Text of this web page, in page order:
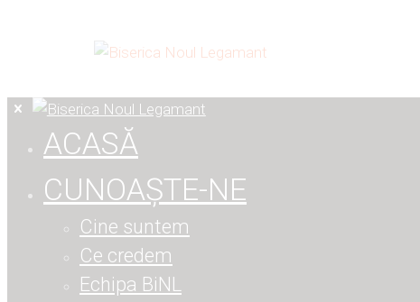
ACASĂ
CUNOAȘTE-NE
Cine suntem
Ce credem
Echipa BiNL